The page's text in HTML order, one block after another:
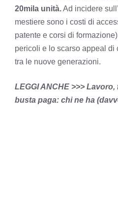
20mila unità.Ad incidere
mestiere sono i costi di
patente e corsi di
pericoli e lo scarso appeal di
tra le nuove generazioni.
LEGGI ANCHE >>> Lavoro,
busta paga: chi ne ha